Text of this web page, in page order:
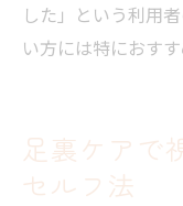
した」という利用
い方には特におす
足裏ケアで
セルフ法